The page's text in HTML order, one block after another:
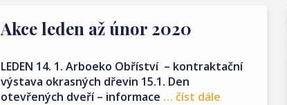
Akce leden až únor 2020
LEDEN 14. 1. Arboeko Obříství – kontraktační
výstava okrasných dřevin 15.1. Den
otevřených dveří – informace … číst dále